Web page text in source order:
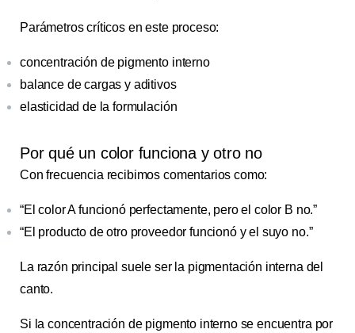
Parámetros críticos en este proceso:
concentración de pigmento interno
balance de cargas y aditivos
elasticidad de la formulación
Por qué un color funciona y otro no
Con frecuencia recibimos comentarios como:
“El color A funcionó perfectamente, pero el color B no.”
“El producto de otro proveedor funcionó y el suyo no.”
La razón principal suele ser la pigmentación interna del
canto.
Si la concentración de pigmento interno se encuentra por